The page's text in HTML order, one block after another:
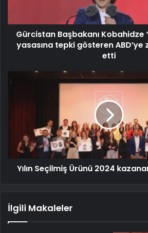
Gürcistan Başbakanı Kobahidze
yasasına tepki gösteren
etti
Yılın Seçilmiş Ürünü 2024
İlgili Makaleler